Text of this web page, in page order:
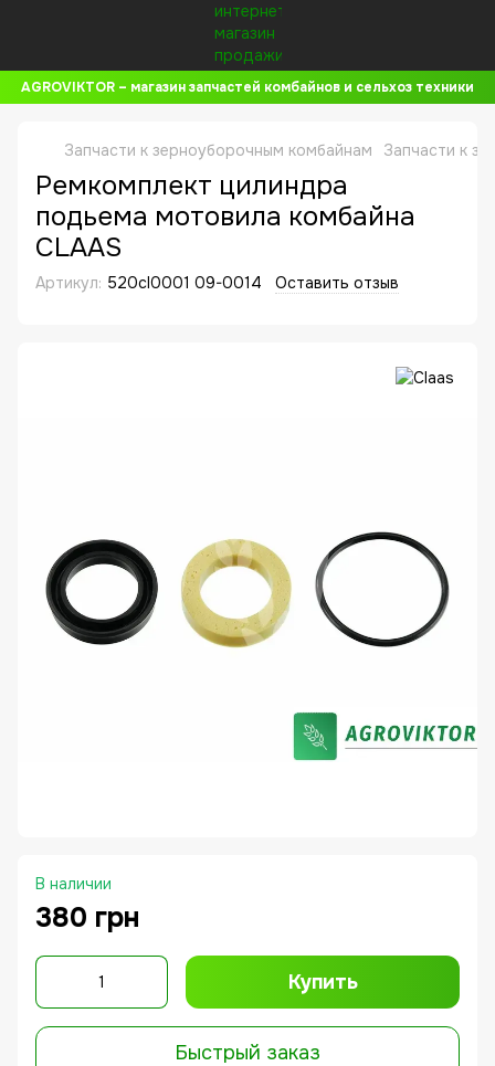
AGROVIKTOR – магазин запчастей комбайнов и сельхоз техники
Запчасти к зерноуборочным комбайнам Запчасти к
Ремкомплект цилиндра
подьема мотовила комбайна
CLAAS
Артикул: 520cl0001 09-0014 Оставить отзыв
В наличии
380 грн
Купить
Быстрый заказ